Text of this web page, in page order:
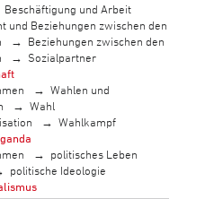
Beschäftigung und Arbeit
und Beziehungen zwischen den
Beziehungen zwischen den
Sozialpartner
Wahlen und
Wahl
Wahlkampf
politisches Leben
politische Ideologie